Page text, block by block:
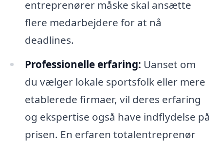
entreprenører måske skal ansætte
flere medarbejdere for at nå
deadlines.
Professionelle erfaring: Uanset om
du vælger lokale sportsfolk eller mere
etablerede firmaer, vil deres erfaring
og ekspertise også have indflydelse på
prisen. En erfaren totalentreprenør